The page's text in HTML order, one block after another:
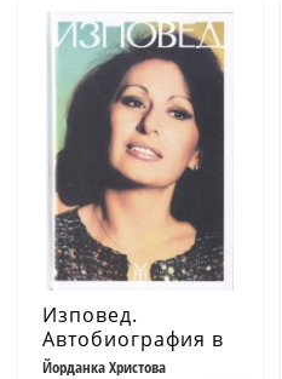
Изповед.
Автобиография в
3 тома - т..3
Йорданка Христова